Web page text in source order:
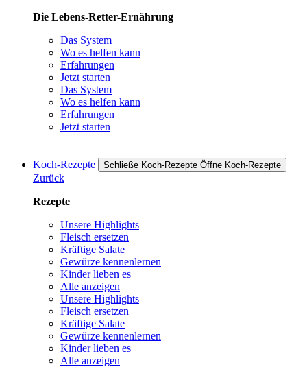
Die Lebens-Retter-Ernährung
Das System
Wo es helfen kann
Erfahrungen
Jetzt starten
Das System
Wo es helfen kann
Erfahrungen
Jetzt starten
Koch-Rezepte Schließe Koch-Rezepte Öffne Koch-Rezepte
Zurück
Rezepte
Unsere Highlights
Fleisch ersetzen
Kräftige Salate
Gewürze kennenlernen
Kinder lieben es
Alle anzeigen
Unsere Highlights
Fleisch ersetzen
Kräftige Salate
Gewürze kennenlernen
Kinder lieben es
Alle anzeigen